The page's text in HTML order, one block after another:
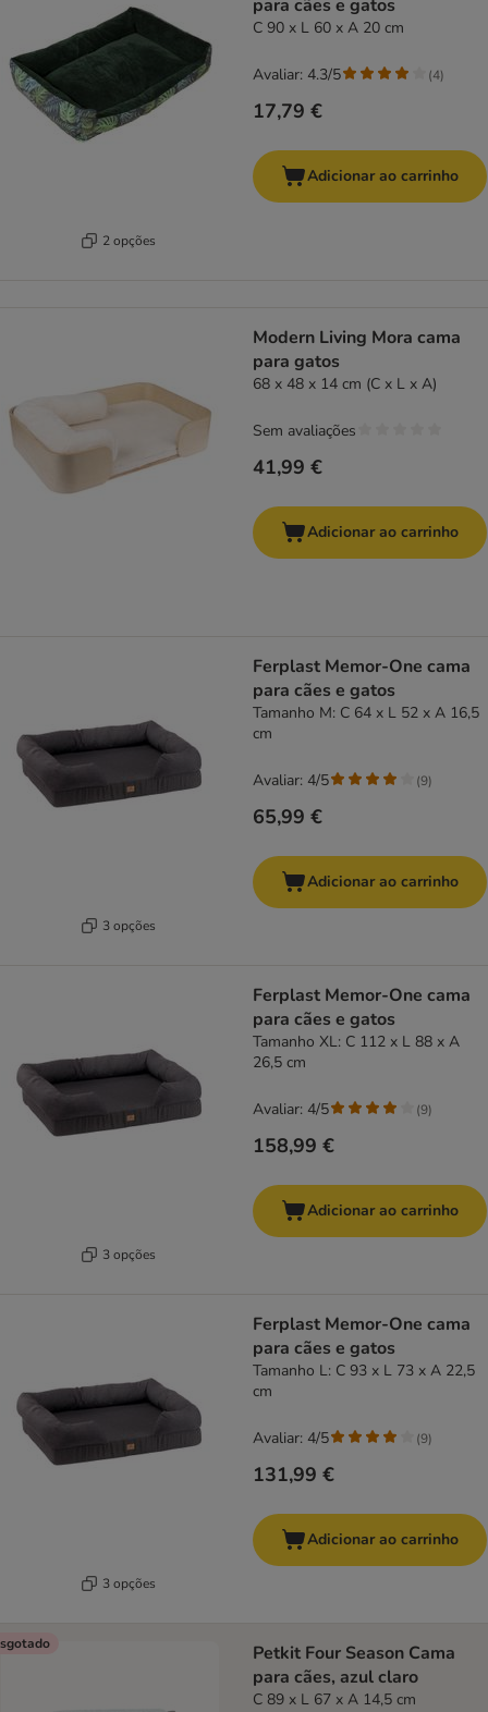
2 opções
para cães e gatos
C 90 x L 60 x A 20 cm
17,79 €
Avaliar: 4.3/5 (4)
Adicionar ao carrinho
Modern Living Mora cama
para gatos
68 x 48 x 14 cm (C x L x A)
41,99 €
Sem avaliações
Adicionar ao carrinho
3 opções
Ferplast Memor-One cama
para cães e gatos
Tamanho M: C 64 x L 52 x A 16,5
cm
65,99 €
Avaliar: 4/5 (9)
Adicionar ao carrinho
3 opções
Ferplast Memor-One cama
para cães e gatos
Tamanho XL: C 112 x L 88 x A
26,5 cm
158,99 €
Avaliar: 4/5 (9)
Adicionar ao carrinho
3 opções
Ferplast Memor-One cama
para cães e gatos
Tamanho L: C 93 x L 73 x A 22,5
cm
131,99 €
Avaliar: 4/5 (9)
Adicionar ao carrinho
Petkit Four Season Cama
para cães, azul claro
C 89 x L 67 x A 14,5 cm